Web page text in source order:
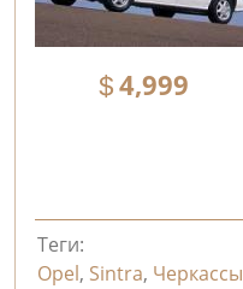
4,999
Теги:
Opel, Sintra, Черкассы